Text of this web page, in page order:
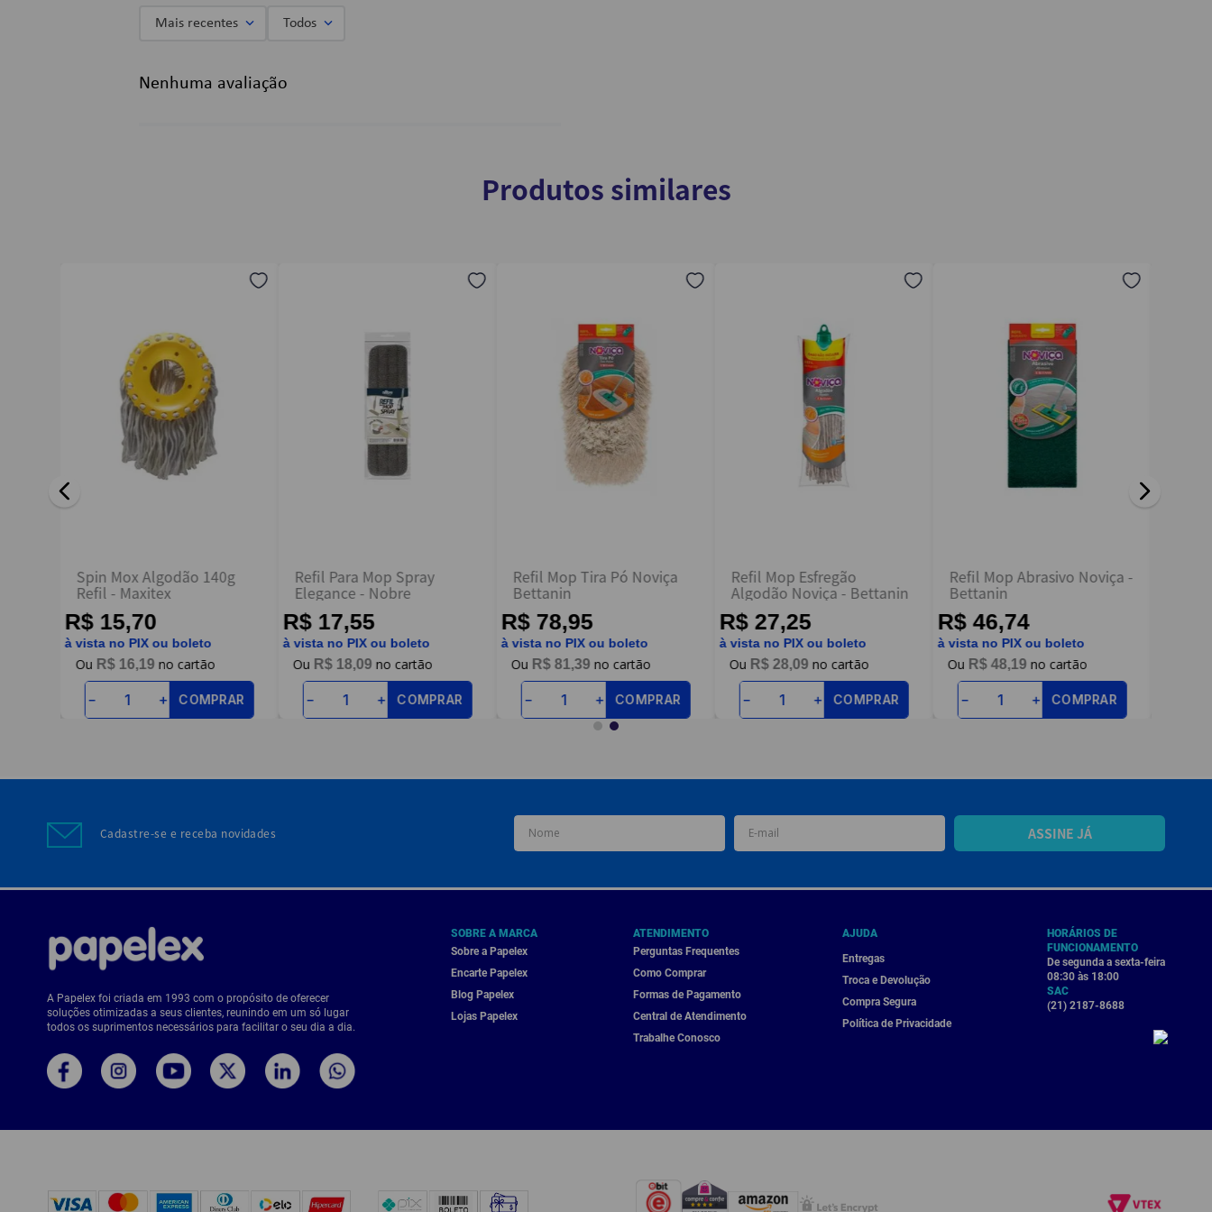
Título
Escreva uma avaliação
Mais recentes Todos
Nenhuma avaliação
Produtos similares
Spin Mox Algodão 140g
Refil - Maxitex
R$ 15,70
à vista no PIX ou boleto
R$ 16,19
＋
－ COMPRAR
Refil Para Mop Spray
Elegance - Nobre
R$ 17,55
à vista no PIX ou boleto
R$ 18,09
＋
－ COMPRAR
Refil Mop Tira Pó Noviça
Bettanin
R$ 78,95
à vista no PIX ou boleto
R$ 81,39
＋
－ COMPRAR
Refil Mop Esfregão
Algodão Noviça - Bettanin
R$ 27,25
à vista no PIX ou boleto
R$ 28,09
＋
－ COMPRAR
Refil Mop Abrasivo Noviça -
Bettanin
R$ 46,74
à vista no PIX ou boleto
R$ 48,19
＋
－ COMPRAR
Cadastre-se e receba novidades ASSINE JÁ
A Papelex foi criada em 1993 com o propósito de oferecer
soluções otimizadas a seus clientes, reunindo em um só lugar
todos os suprimentos necessários para facilitar o seu dia a dia.
SOBRE A MARCA
Sobre a Papelex
Encarte Papelex
Blog Papelex
Lojas Papelex
ATENDIMENTO
Perguntas Frequentes
Como Comprar
Formas de Pagamento
Central de Atendimento
Trabalhe Conosco
AJUDA
Entregas
Troca e Devolução
Compra Segura
Política de Privacidade
HORÁRIOS DE
FUNCIONAMENTO
De segunda a sexta-feira
08:30 às 18:00
SAC
(21) 2187-8688